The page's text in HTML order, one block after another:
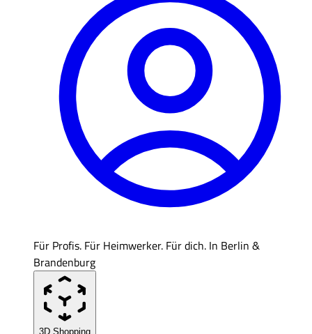
Für Profis. Für Heimwerker. Für dich. In Berlin &
Brandenburg
3D Shopping